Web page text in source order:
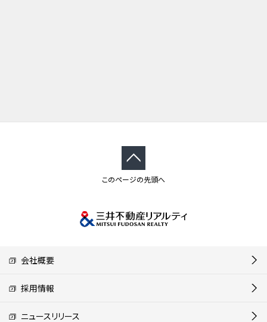
このページの先頭へ
会社概要
採用情報
ニュースリリース